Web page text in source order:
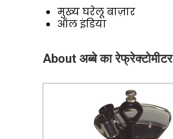
मुख्य घरेलू बाज़ार
ऑल इंडिया
About अब्बे का रेफ्रेक्टोमीटर